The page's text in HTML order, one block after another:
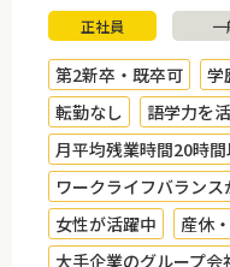
正社員
第2新卒・既卒可 学
転勤なし
語学力を
月平均残業時間20時間
ワークライフバランス
女性が活躍中
産休
大手企業のグループ会